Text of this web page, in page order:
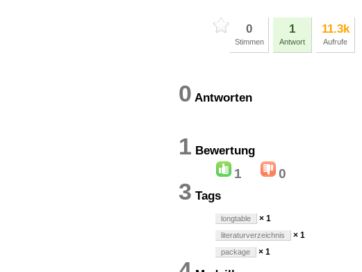
0
Stimmen
1
Antwort
11.3k
Aufrufe
0 Antworten
1 Bewertung
1 0
3 Tags
longtable × 1
literaturverzeichnis × 1
package × 1